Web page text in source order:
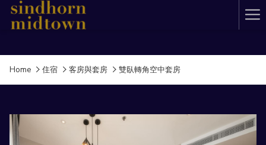
Home 住宿 客房與套房 雙臥轉角空中套房